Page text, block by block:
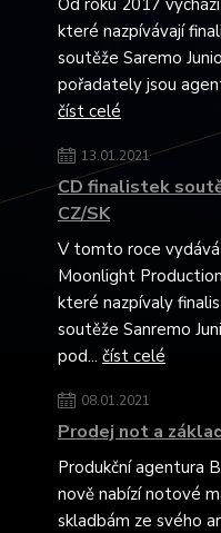
Od roku 2017
které nazpívávají
soutěže Saremo
pořadately jsou
číst celé
13.01.2021
CD finalistek
CZ/SK
V tomto roce
Moonlight
které nazpívaly
soutěže Sanremo
pod... číst celé
08.01.2021
Prodej not a
Produkční agentura
nově nabízí notové
skladbám ze svého